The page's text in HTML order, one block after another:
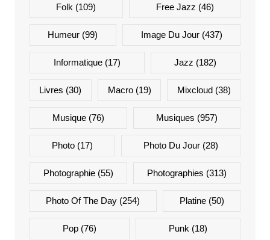
Folk (109) Free Jazz (46)
Humeur (99) Image Du Jour(437)
Informatique(17) Jazz (182)
Livres (30) Macro(19) Mixcloud(38)
Musique(76) Musiques (957)
Photo(17) Photo Du Jour (28)
Photographie(55) Photographies (313)
Photo Of The Day (254) Platine(50)
Pop(76) Punk (18)